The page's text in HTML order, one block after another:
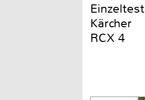
Einzeltest
Kärcher
RCX 4